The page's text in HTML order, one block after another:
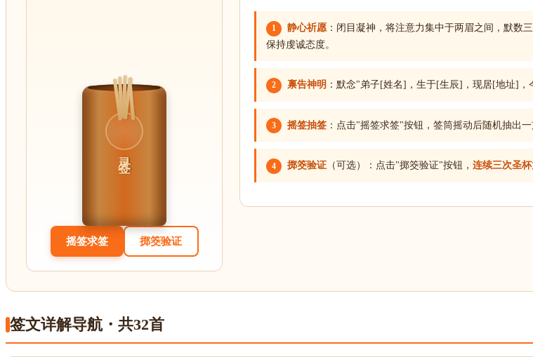
灵签
摇签求签 掷筊验证
1 静心祈愿 ：闭目凝神，将注意力集中于两眉之间，默数
保持虔诚态度。
2 禀告神明 ：默念"弟子[姓名]，生于[生辰]，现居[地址]
3 摇签抽签 ：点击"摇签求签"按钮，签筒摇动后随机抽出一
4 掷筊验证 （可选）：点击"掷筊验证"按钮， 连续三次圣杯
签文详解导航・共32首